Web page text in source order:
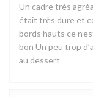
Un cadre très
était très dure et
bords hauts ce
bon Un peu trop
au dessert